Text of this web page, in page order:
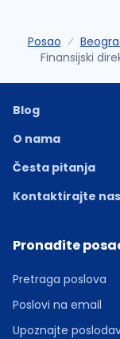
Posao
Finansijski
Blog
O nama
Česta pitanja
Kontaktirajte nas
Pronađite
Pretraga poslova
Poslovi na email
Upoznajte